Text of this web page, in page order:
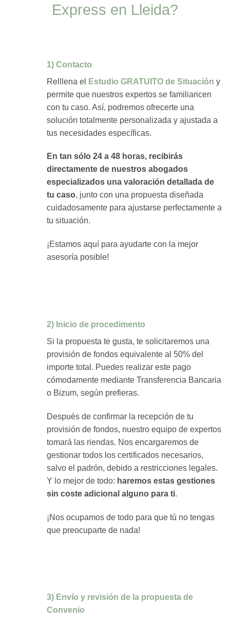
Express en Lleida?
1) Contacto
Relllena el
Estudio GRATUITO de Situación y
permite que nuestros expertos se familiaricen
con tu caso. Así, podremos ofrecerte una
solución totalmente personalizada y ajustada a
tus necesidades específicas.
En tan sólo 24 a 48 horas, recibirás
directamente de nuestros abogados
especializados una valoración detallada de
tu caso, junto con una propuesta diseñada
cuidadosamente para ajustarse perfectamente a
tu situación.
¡Estamos aquí para ayudarte con la mejor
asesoría posible!
2) Inicio de procedimento
Si la propuesta te gusta, te solicitaremos una
provisión de fondos equivalente al 50% del
importe total. Puedes realizar este pago
cómodamente mediante Transferencia Bancaria
o Bizum, según prefieras.
Después de confirmar la recepción de tu
provisión de fondos, nuestro equipo de expertos
tomará las riendas. Nos encargaremos de
gestionar todos los certificados necesarios,
salvo el padrón, debido a restricciones legales.
Y lo mejor de todo: haremos estas gestiones
sin coste adicional alguno para ti.
¡Nos ocupamos de todo para que tú no tengas
que preocuparte de nada!
3) Envío y revisión de la propuesta de
Convenio